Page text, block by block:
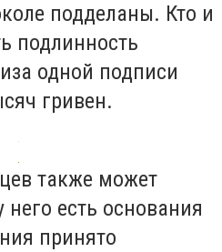
подделаны. Кто и
подлинность
одной подписи
гривен.
также может
него есть основания
принято